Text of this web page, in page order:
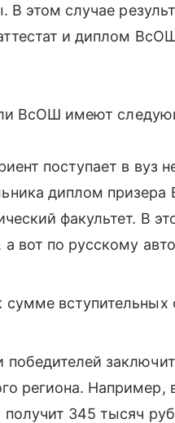
этом случае
и диплом
ВсОШ имеют
поступает в вуз
диплом призера
факультет. В
, а вот по русскому
сумме вступительных
региона. Например,
получит 345 тысяч